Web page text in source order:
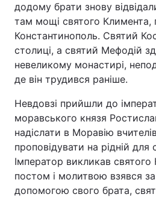
додому брати знову
там мощі святого Климента,
Константинополь. Святий
столиці, а святий Мефодій
невеликому монастирі,
де він трудився раніше.
Невдовзі прийшли до
моравського князя
надіслати в Моравію
проповідувати на рідній для
Імператор викликав
постом і молитвою взявся
допомогою свого брата,